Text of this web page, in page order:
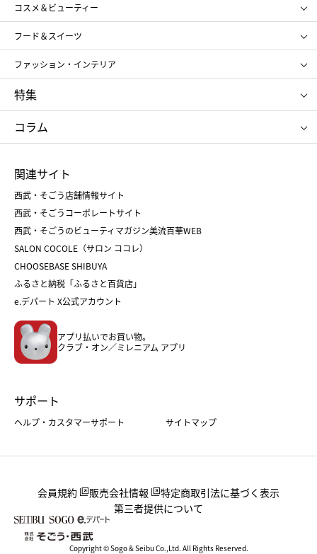
メンズ
スポーツ・アウトドア
お中元
お歳暮
コスメ＆ビューティー
SHISEIDO
ポール&ジョー ボーテ
ジルスチュアート
NARS
RMK
クリニーク
SK-Ⅱ
フード＆スイーツ
アンリ・シャルパンティエ
ゴディバ
新宿高野
たねや
ねんりん家
ファッション・インテリア
ポロ ラルフ ローレン
タケオ キクチ
ママ＆キッズ
シュタイフ
特集
お中元
ひな人形
五月人形
父の日
クリスマスケーキ
ホワイトデー
コラム
菓子折り
和菓子
人気のギフト
バレンタイン
ホワイトデー
おせち
フード
ホーム・キッチン＆アート
関連サイト
西武・そごう店舗情報サイト
西武・そごうコーポレートサイト
西武・そごうのビューティマガジン美流百華WEB
SALON COCOLE（サロン ココレ）
CHOOSEBASE SHIBUYA
ふるさと納税「ふるさと百貨店」
e.デパート X公式アカウント
アプリ払いでお買い物。
クラブ・オン／ミレニアム アプリ
サポート
ヘルプ・カスタマーサポート サイトマップ
会員規約 販売会社情報
特定商取引法に基づく表示
第三者提供について
Copyright © Sogo & Seibu Co.,Ltd. All Rights Reserved.